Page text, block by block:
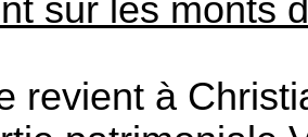
sur les monts
revient à